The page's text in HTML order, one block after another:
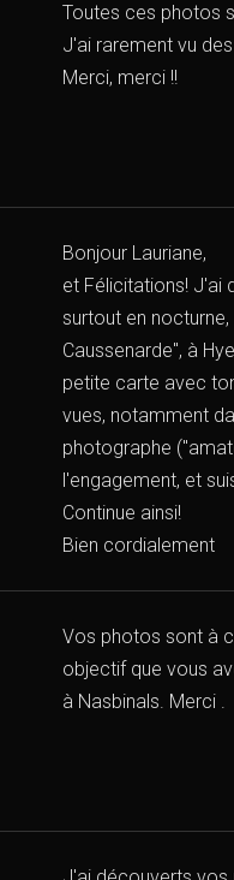
Toutes ces photos
J'ai rarement vu
Merci, merci !!
Bonjour Lauriane,
et Félicitations! J'ai
surtout en
Caussenarde", à
petite carte avec
vues, notamment
photographe
l'engagement, et
Continue ainsi!
Bien cordialement
Vos photos sont à
objectif que vous
à Nasbinals. Merci .